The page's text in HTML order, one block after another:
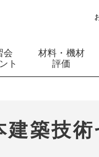
会
ト
材料・機材
評価
築技